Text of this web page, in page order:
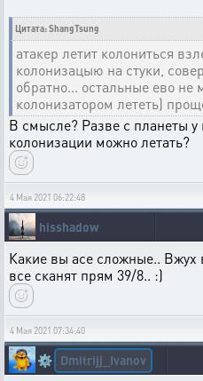
Цитата: ShangTsung
атакер летит колониться
колонизацыю на стуки,
обратно... остальные ево не
колонизатором лететь)
В смысле? Разве с планеты
колонизации можно летать?
4 Мая 2021 06:22:48
hisshadow
Какие вы асе сложные.. Вжух
все сканят прям 39/8.. :)
4 Мая 2021 07:34:40
⚙️ Dmitrijj_Ivanov